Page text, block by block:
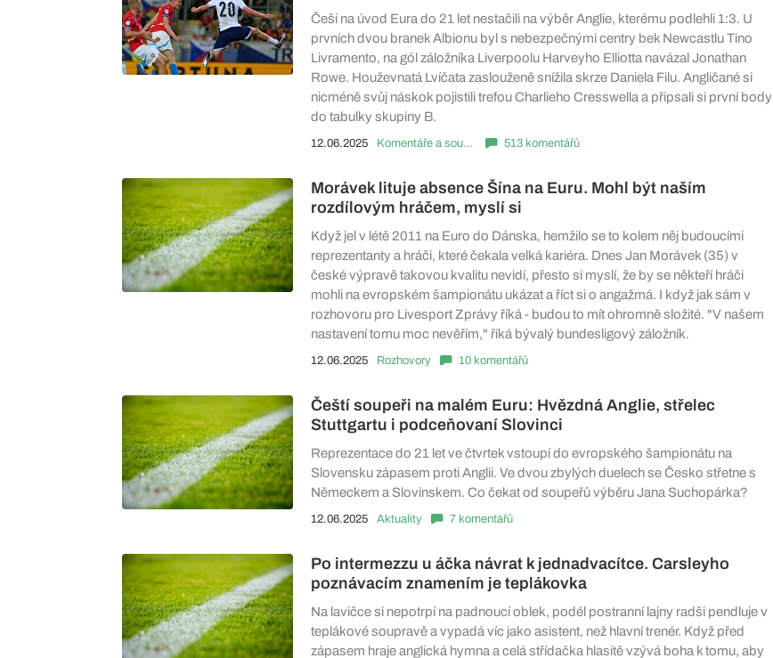
Češi na úvod Eura do 21 let nestačili na výběr Anglie, kterému podlehli 1:3. U
prvních dvou branek Albionu byl s nebezpečnými centry bek Newcastlu Tino
Livramento, na gól záložníka Liverpoolu Harveyho Elliotta navázal Jonathan
Rowe. Houževnatá Lvíčata zaslouženě snížila skrze Daniela Filu. Angličané si
nicméně svůj náskok pojistili trefou Charlieho Cresswella a připsali si první body
do tabulky skupiny B.
12.06.2025 Komentáře a souhrny 513 komentářů
Morávek lituje absence Šína na Euru. Mohl být naším
rozdílovým hráčem, myslí si
Když jel v létě 2011 na Euro do Dánska, hemžilo se to kolem něj budoucími
reprezentanty a hráči, které čekala velká kariéra. Dnes Jan Morávek (35) v
české výpravě takovou kvalitu nevidí, přesto si myslí, že by se někteří hráči
mohli na evropském šampionátu ukázat a říct si o angažmá. I když jak sám v
rozhovoru pro Livesport Zprávy říká - budou to mít ohromně složité. "V našem
nastavení tomu moc nevěřím," říká bývalý bundesligový záložník.
12.06.2025 Rozhovory 10 komentářů
Čeští soupeři na malém Euru: Hvězdná Anglie, střelec
Stuttgartu i podceňovaní Slovinci
Reprezentace do 21 let ve čtvrtek vstoupí do evropského šampionátu na
Slovensku zápasem proti Anglii. Ve dvou zbylých duelech se Česko střetne s
Německem a Slovinskem. Co čekat od soupeřů výběru Jana Suchopárka?
12.06.2025 Aktuality 7 komentářů
Po intermezzu u áčka návrat k jednadvacítce. Carsleyho
poznávacím znamením je teplákovka
Na lavičce si nepotrpí na padnoucí oblek, podél postranní lajny radši pendluje v
teplákové soupravě a vypadá víc jako asistent, než hlavní trenér. Když před
zápasem hraje anglická hymna a celá střídačka hlasitě vzývá boha k tomu, aby